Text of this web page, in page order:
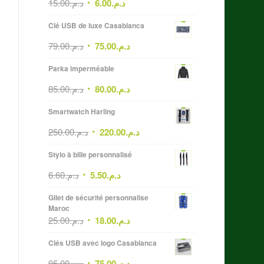
د.م.15.00 د.م.6.00
Clé USB de luxe Casablanca
د.م.79.00 د.م.75.00
Parka imperméable
د.م.85.00 د.م.80.00
Smartwatch Harling
د.م.250.00 د.م.220.00
Stylo à bille personnalisé
د.م.6.60 د.م.5.50
Gilet de sécurité personnalise
Maroc
د.م.25.00 د.م.18.00
Clés USB avec logo Casablanca